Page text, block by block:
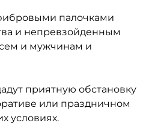
палочками
и непревзойденным
и мужчинам и
приятную обстановку
или праздничном
условиях.